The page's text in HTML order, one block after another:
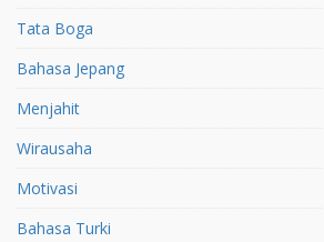
Tata Boga
Bahasa Jepang
Menjahit
Wirausaha
Motivasi
Bahasa Turki